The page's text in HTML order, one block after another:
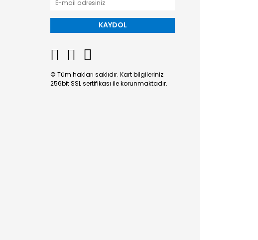
KAYDOL
© Tüm hakları saklıdır. Kart bilgileriniz
256bit SSL sertifikası ile korunmaktadır.